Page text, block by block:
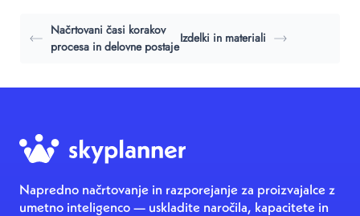
Načrtovani časi korakov
procesa in delovne postaje
Izdelki in materiali
Napredno načrtovanje in razporejanje za proizvajalce z
umetno inteligenco — uskladite naročila, kapacitete in